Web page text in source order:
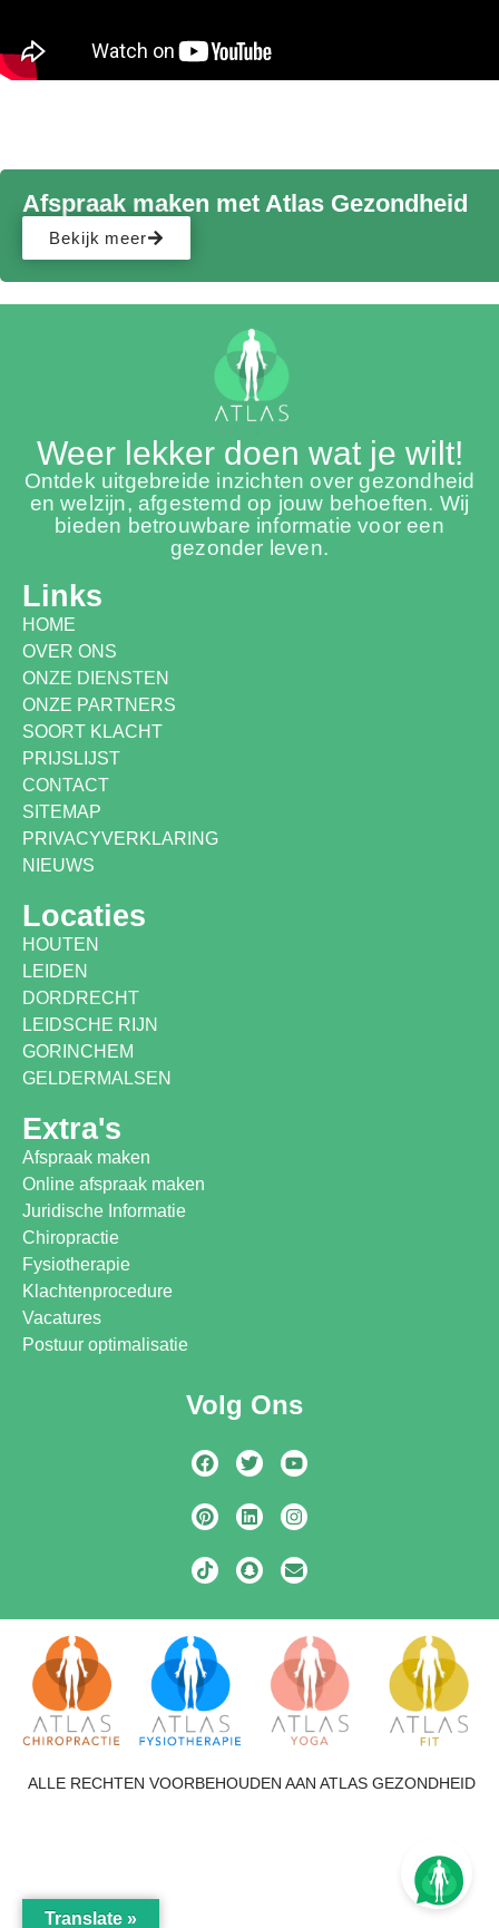
Afspraak maken met Atlas Gezondheid
Bekijk meer
Weer lekker doen wat je wilt!
Ontdek uitgebreide inzichten over gezondheid
en welzijn, afgestemd op jouw behoeften. Wij
bieden betrouwbare informatie voor een
gezonder leven.
Links
HOME
OVER ONS
ONZE DIENSTEN
ONZE PARTNERS
SOORT KLACHT
PRIJSLIJST
CONTACT
SITEMAP
PRIVACYVERKLARING
NIEUWS
Locaties
HOUTEN
LEIDEN
DORDRECHT
LEIDSCHE RIJN
GORINCHEM
GELDERMALSEN
Extra's
Afspraak maken
Online afspraak maken
Juridische Informatie
Chiropractie
Fysiotherapie
Klachtenprocedure
Vacatures
Postuur optimalisatie
Volg Ons
ALLE RECHTEN VOORBEHOUDEN AAN ATLAS GEZONDHEID
Translate »